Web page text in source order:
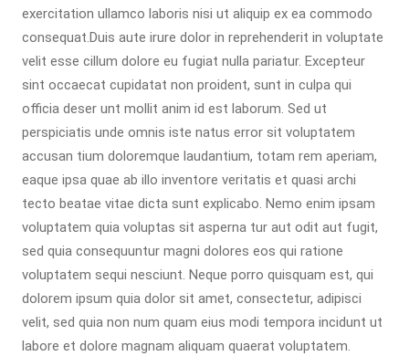
exercitation ullamco laboris nisi ut aliquip ex ea commodo
consequat.Duis aute irure dolor in reprehenderit in voluptate
velit esse cillum dolore eu fugiat nulla pariatur. Excepteur
sint occaecat cupidatat non proident, sunt in culpa qui
officia deser unt mollit anim id est laborum. Sed ut
perspiciatis unde omnis iste natus error sit voluptatem
accusan tium doloremque laudantium, totam rem aperiam,
eaque ipsa quae ab illo inventore veritatis et quasi archi
tecto beatae vitae dicta sunt explicabo. Nemo enim ipsam
voluptatem quia voluptas sit asperna tur aut odit aut fugit,
sed quia consequuntur magni dolores eos qui ratione
voluptatem sequi nesciunt. Neque porro quisquam est, qui
dolorem ipsum quia dolor sit amet, consectetur, adipisci
velit, sed quia non num quam eius modi tempora incidunt ut
labore et dolore magnam aliquam quaerat voluptatem.